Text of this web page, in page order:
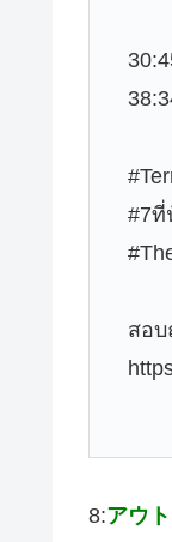
#7ที่
สอบ
8:アウ